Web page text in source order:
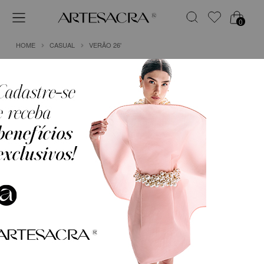
0
HOME CASUAL VERÃO 26'